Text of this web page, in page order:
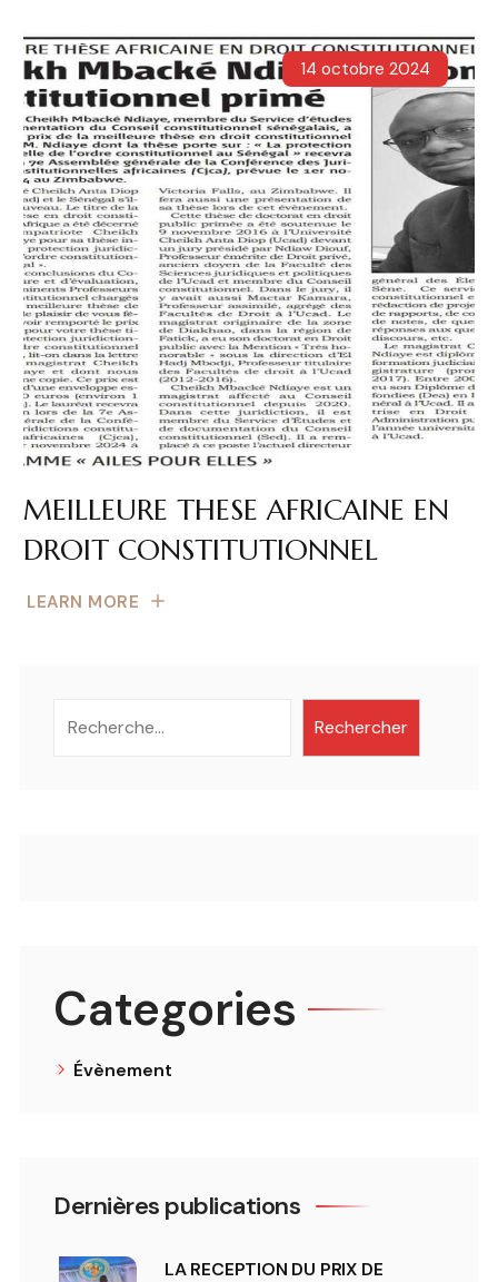
14 octobre 2024
MEILLEURE THESE AFRICAINE EN
DROIT CONSTITUTIONNEL
LEARN MORE
Rechercher
Categories
Évènement
Dernières publications
LA RECEPTION DU PRIX DE